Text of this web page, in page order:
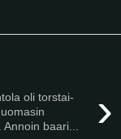
›
oli torstai-
baari...